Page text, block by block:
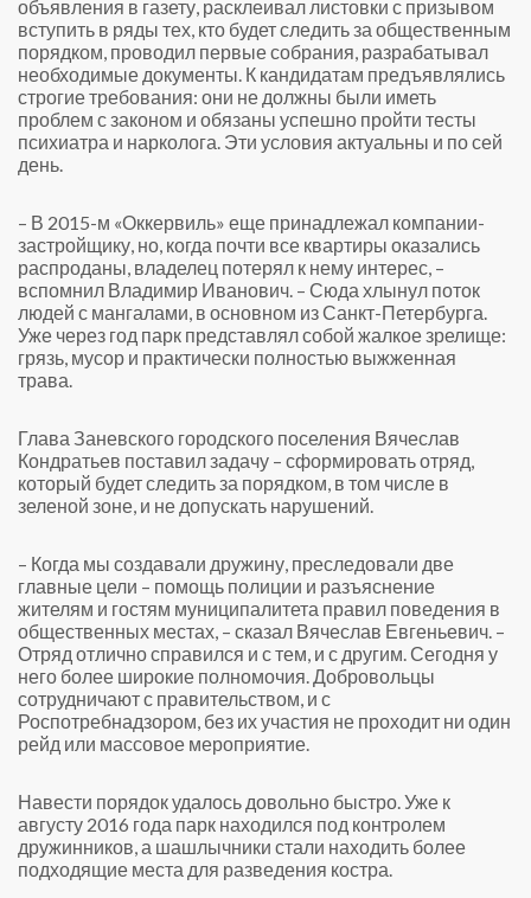
объявления в газету, расклеивал листовки с призывом
вступить в ряды тех, кто будет следить за общественным
порядком, проводил первые собрания, разрабатывал
необходимые документы. К кандидатам предъявлялись
строгие требования: они не должны были иметь
проблем с законом и обязаны успешно пройти тесты
психиатра и нарколога. Эти условия актуальны и по сей
день.
– В 2015-м «Оккервиль» еще принадлежал компании-
застройщику, но, когда почти все квартиры оказались
распроданы, владелец потерял к нему интерес, –
вспомнил Владимир Иванович. – Сюда хлынул поток
людей с мангалами, в основном из Санкт-Петербурга.
Уже через год парк представлял собой жалкое зрелище:
грязь, мусор и практически полностью выжженная
трава.
Глава Заневского городского поселения Вячеслав
Кондратьев поставил задачу – сформировать отряд,
который будет следить за порядком, в том числе в
зеленой зоне, и не допускать нарушений.
– Когда мы создавали дружину, преследовали две
главные цели – помощь полиции и разъяснение
жителям и гостям муниципалитета правил поведения в
общественных местах, – сказал Вячеслав Евгеньевич. –
Отряд отлично справился и с тем, и с другим. Сегодня у
него более широкие полномочия. Добровольцы
сотрудничают с правительством, и с
Роспотребнадзором, без их участия не проходит ни один
рейд или массовое мероприятие.
Навести порядок удалось довольно быстро. Уже к
августу 2016 года парк находился под контролем
дружинников, а шашлычники стали находить более
подходящие места для разведения костра.